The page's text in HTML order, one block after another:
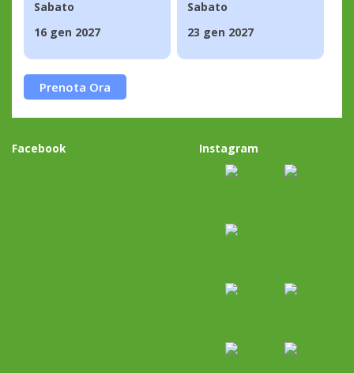
Sabato
16 gen 2027
Sabato
23 gen 2027
Prenota Ora
Facebook Instagram